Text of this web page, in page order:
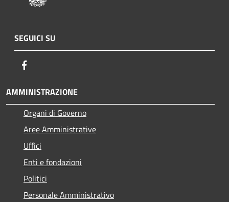
SEGUICI SU
AMMINISTRAZIONE
Organi di Governo
Aree Amministrative
Uffici
Enti e fondazioni
Politici
Personale Amministrativo